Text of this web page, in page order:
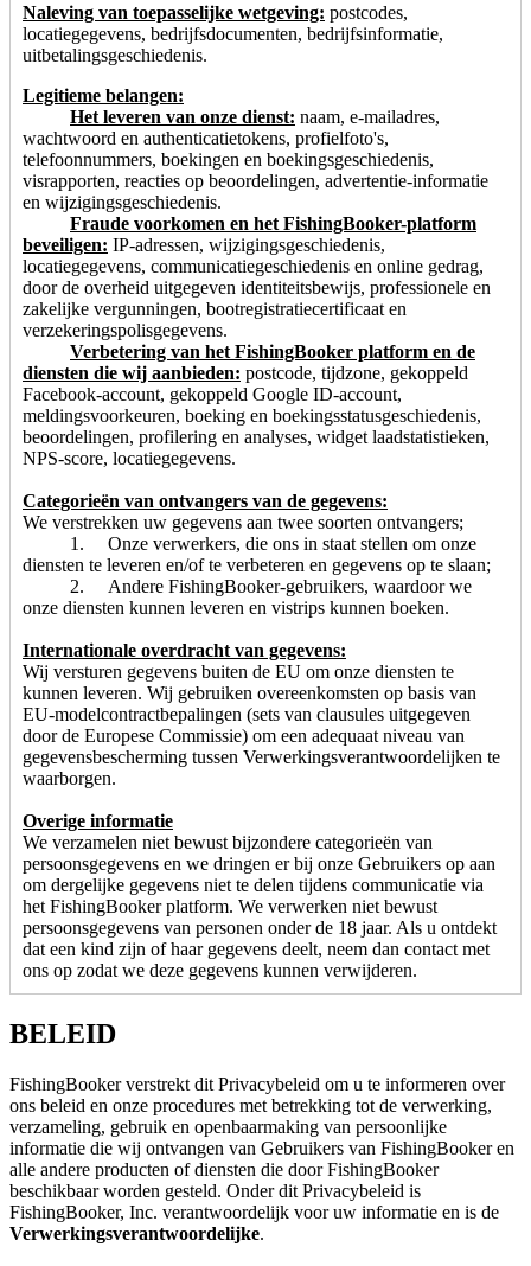
Naleving van toepasselijke wetgeving: postcodes,
locatiegegevens, bedrijfsdocumenten, bedrijfsinformatie,
uitbetalingsgeschiedenis.
Legitieme belangen:
Het leveren van onze dienst: naam, e-mailadres,
wachtwoord en authenticatietokens, profielfoto's,
telefoonnummers, boekingen en boekingsgeschiedenis,
visrapporten, reacties op beoordelingen, advertentie-informatie
en wijzigingsgeschiedenis.
Fraude voorkomen en het FishingBooker-platform
beveiligen: IP-adressen, wijzigingsgeschiedenis,
locatiegegevens, communicatiegeschiedenis en online gedrag,
door de overheid uitgegeven identiteitsbewijs, professionele en
zakelijke vergunningen, bootregistratiecertificaat en
verzekeringspolisgegevens.
Verbetering van het FishingBooker platform en de
diensten die wij aanbieden: postcode, tijdzone, gekoppeld
Facebook-account, gekoppeld Google ID-account,
meldingsvoorkeuren, boeking en boekingsstatusgeschiedenis,
beoordelingen, profilering en analyses, widget laadstatistieken,
NPS-score, locatiegegevens.
Categorieën van ontvangers van de gegevens:
We verstrekken uw gegevens aan twee soorten ontvangers;
1. Onze verwerkers, die ons in staat stellen om onze
diensten te leveren en/of te verbeteren en gegevens op te slaan;
2. Andere FishingBooker-gebruikers, waardoor we
onze diensten kunnen leveren en vistrips kunnen boeken.
Internationale overdracht van gegevens:
Wij versturen gegevens buiten de EU om onze diensten te
kunnen leveren. Wij gebruiken overeenkomsten op basis van
EU-modelcontractbepalingen (sets van clausules uitgegeven
door de Europese Commissie) om een adequaat niveau van
gegevensbescherming tussen Verwerkingsverantwoordelijken te
waarborgen.
Overige informatie
We verzamelen niet bewust bijzondere categorieën van
persoonsgegevens en we dringen er bij onze Gebruikers op aan
om dergelijke gegevens niet te delen tijdens communicatie via
het FishingBooker platform. We verwerken niet bewust
persoonsgegevens van personen onder de 18 jaar. Als u ontdekt
dat een kind zijn of haar gegevens deelt, neem dan contact met
ons op zodat we deze gegevens kunnen verwijderen.
BELEID
FishingBooker verstrekt dit Privacybeleid om u te informeren over
ons beleid en onze procedures met betrekking tot de verwerking,
verzameling, gebruik en openbaarmaking van persoonlijke
informatie die wij ontvangen van Gebruikers van FishingBooker en
alle andere producten of diensten die door FishingBooker
beschikbaar worden gesteld. Onder dit Privacybeleid is
FishingBooker, Inc. verantwoordelijk voor uw informatie en is de
Verwerkingsverantwoordelijke.